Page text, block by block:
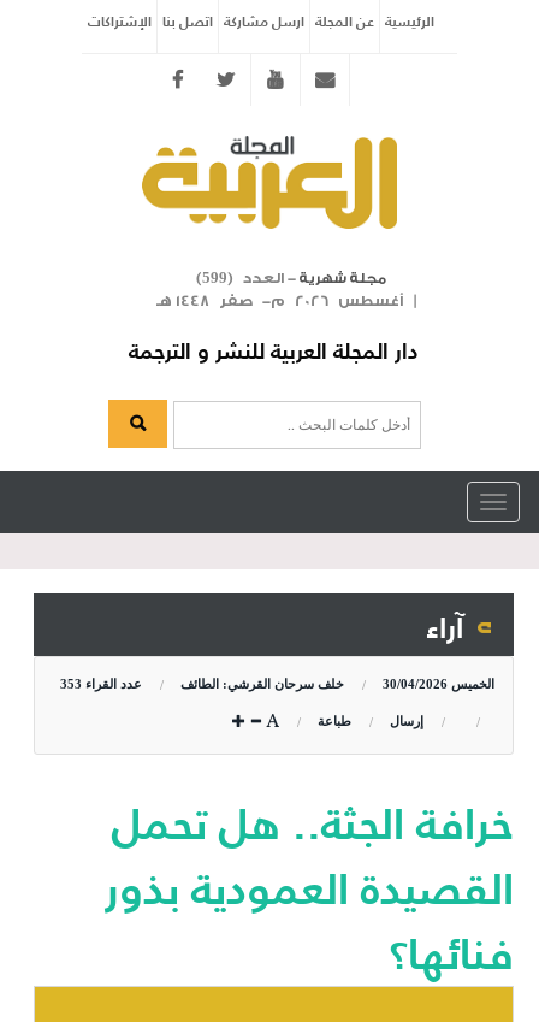
الرئيسية عن المجلة ارسل مشاركة اتصل بنا الإشتراكات
Twitter youtube
مجلة شهرية- العدد ( 599
)
| أغسطس 2026 م- صفر 1448 هـ
دار المجلة العربية للنشر و الترجمة
Toggle
navigation
آراء
الخميس 30/04/2026 خلف سرحان القرشي: الطائف عدد القراء 353
إرسال طباعة
خرافة الجثة.. هل تحمل
القصيدة العمودية بذور
فنائها؟